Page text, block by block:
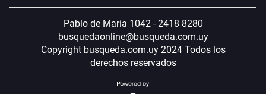
Pablo de María 1042 - 2418 8280
busquedaonline@busqueda.com.uy
Copyright busqueda.com.uy 2024 Todos los
derechos reservados